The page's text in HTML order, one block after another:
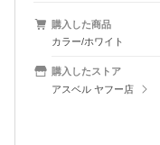
購入した商品
カラー/ホワイト
購入したストア
アスベル ヤフー店